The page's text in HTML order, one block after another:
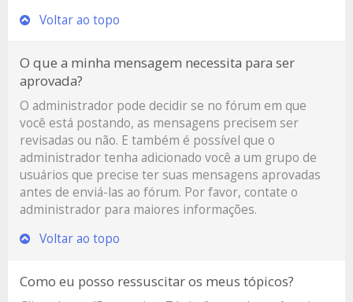
Voltar ao topo
O que a minha mensagem necessita para ser
aprovada?
O administrador pode decidir se no fórum em que
você está postando, as mensagens precisem ser
revisadas ou não. E também é possível que o
administrador tenha adicionado você a um grupo de
usuários que precise ter suas mensagens aprovadas
antes de enviá-las ao fórum. Por favor, contate o
administrador para maiores informações.
Voltar ao topo
Como eu posso ressuscitar os meus tópicos?